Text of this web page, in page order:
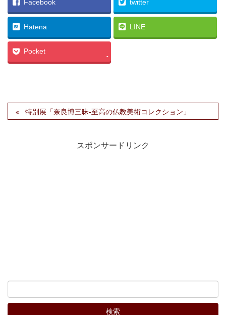
Facebook twitter
Hatena LINE
Pocket
-
特別展「奈良博三昧-至高の仏教美術コレクション」
スポンサードリンク